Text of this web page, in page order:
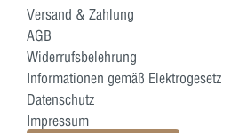
Versand & Zahlung
AGB
Widerrufsbelehrung
Informationen gemäß Elektrogesetz
Datenschutz
Impressum